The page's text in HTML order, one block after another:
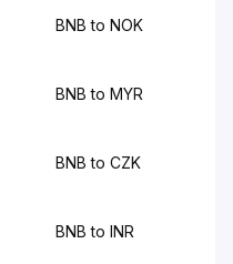
BNB to NOK
BNB to MYR
BNB to CZK
BNB to INR